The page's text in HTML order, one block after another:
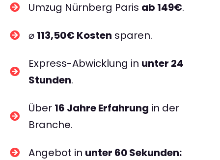
Umzug Nürnberg Paris ab 149€.
⌀ 113,50€ Kosten sparen.
Express-Abwicklung in unter 24
Stunden.
Über 16 Jahre Erfahrung in der
Branche.
Angebot in unter 60 Sekunden: